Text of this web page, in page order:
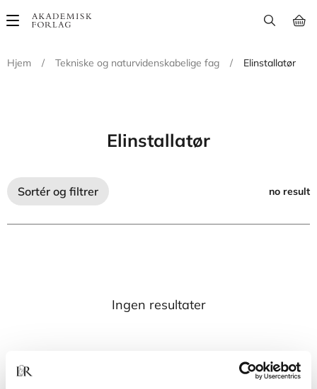
Main
Hjem
/ Tekniske og naturvidenskabelige fag / Elinstallatør
Elinstallatør
Sortér og filtrer no result
Ingen resultater